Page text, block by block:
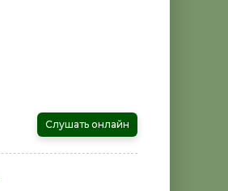
Слушать онлайн